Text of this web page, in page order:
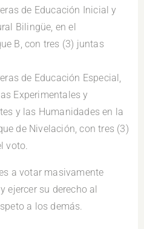
de Educación Inicial y
Bilingüe, en el
B, con tres (3) juntas
de Educación Especial,
Experimentales y
y las Humanidades en la
de Nivelación, con tres (3)
voto.
a votar masivamente
ejercer su derecho al
a los demás.